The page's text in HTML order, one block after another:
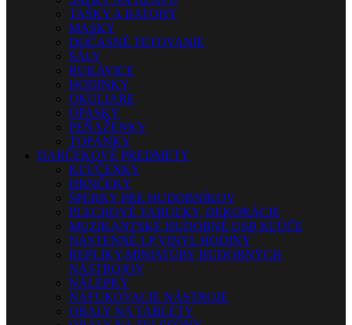
TAŠKY A BATOHY
MASKY
DOČASNÉ TETOVANIE
ŠÁLY
RUKAVICE
HODINKY
OKULIARE
OPASKY
PEŇAŽENKY
TOPÁNKY
DARČEKOVÉ PREDMETY
KĽÚČENKY
HRNČEKY
ŠPERKY PRE HUDOBNÍKOV
PLECHOVÉ TABUĽKY, DEKORÁCIE
MUZIKANTSKÉ HUDOBNÉ USB KĽÚČE
NÁSTENNÉ LP VINYL HODINY
REPLIKY-MINIATÚRY HUDOBNÝCH
NÁSTROJOV
NÁLEPKY
NAFUKOVACIE NÁSTROJE
OBALY NA TABLETY